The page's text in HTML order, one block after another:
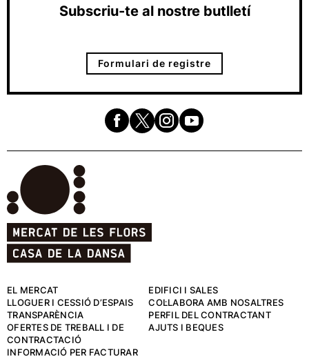
Subscriu-te al nostre butlletí
Formulari de registre
EL MERCAT
EDIFICI I SALES
LLOGUER I CESSIÓ D’ESPAIS
COL·LABORA AMB NOSALTRES
TRANSPARÈNCIA
PERFIL DEL CONTRACTANT
OFERTES DE TREBALL I DE
CONTRACTACIÓ
AJUTS I BEQUES
INFORMACIÓ PER FACTURAR